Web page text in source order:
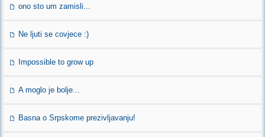
ono sto um zamisli...
Ne ljuti se covjece :)
Impossible to grow up
A moglo je bolje...
Basna o Srpskome prezivljavanju!